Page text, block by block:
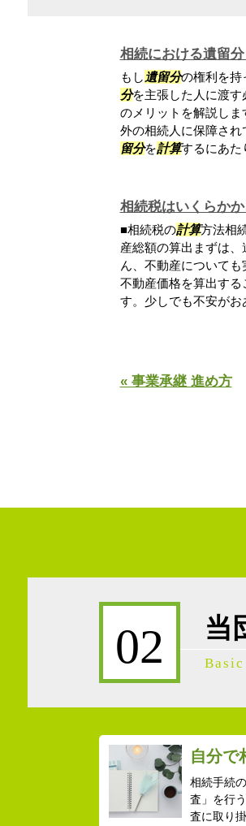
相続における遺留
もし 遺留分の権利を持
分を主張した人に渡
のメリットを解説しま
外の相続人に保障され
留分を計算するにあた
相続税はいくらか
■相続税の計算方法相
産総額の算出まずは
ん、不動産について
不動産価格を算出す
す。少しでも不安が
« 事業承継 進め方
02 当
自分で
相続手続
査」を行
査に取り